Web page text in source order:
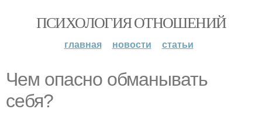
ПСИХОЛОГИЯ ОТНОШЕНИЙ
главная новости статьи
Чем опасно обманывать
себя?